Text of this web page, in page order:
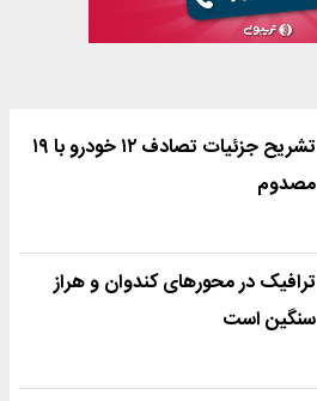
تشریح جزئیات تصادف ۱۲ خودرو با ۱۹
مصدوم
ترافیک در محورهای کندوان و هراز
سنگین است